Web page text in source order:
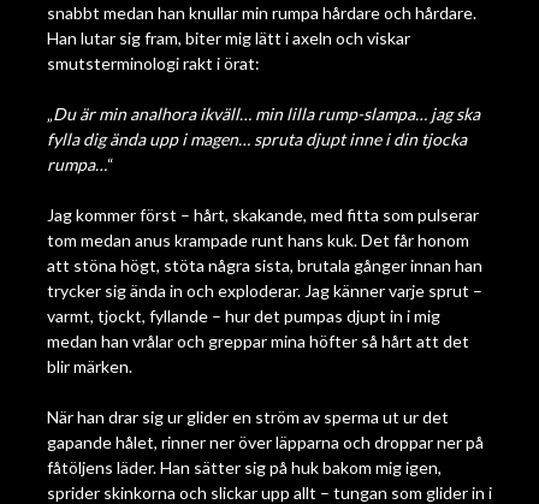
snabbt medan han knullar min rumpa hårdare och hårdare.
Han lutar sig fram, biter mig lätt i axeln och viskar
smutsterminologi rakt i örat:
„Du är min analhora ikväll… min lilla rump-slampa… jag ska
fylla dig ända upp i magen… spruta djupt inne i din tjocka
rumpa…“
Jag kommer först – hårt, skakande, med fitta som pulserar
tom medan anus krampade runt hans kuk. Det får honom
att stöna högt, stöta några sista, brutala gånger innan han
trycker sig ända in och exploderar. Jag känner varje sprut –
varmt, tjockt, fyllande – hur det pumpas djupt in i mig
medan han vrålar och greppar mina höfter så hårt att det
blir märken.
När han drar sig ur glider en ström av sperma ut ur det
gapande hålet, rinner ner över läpparna och droppar ner på
fåtöljens läder. Han sätter sig på huk bakom mig igen,
sprider skinkorna och slickar upp allt – tungan som glider in i